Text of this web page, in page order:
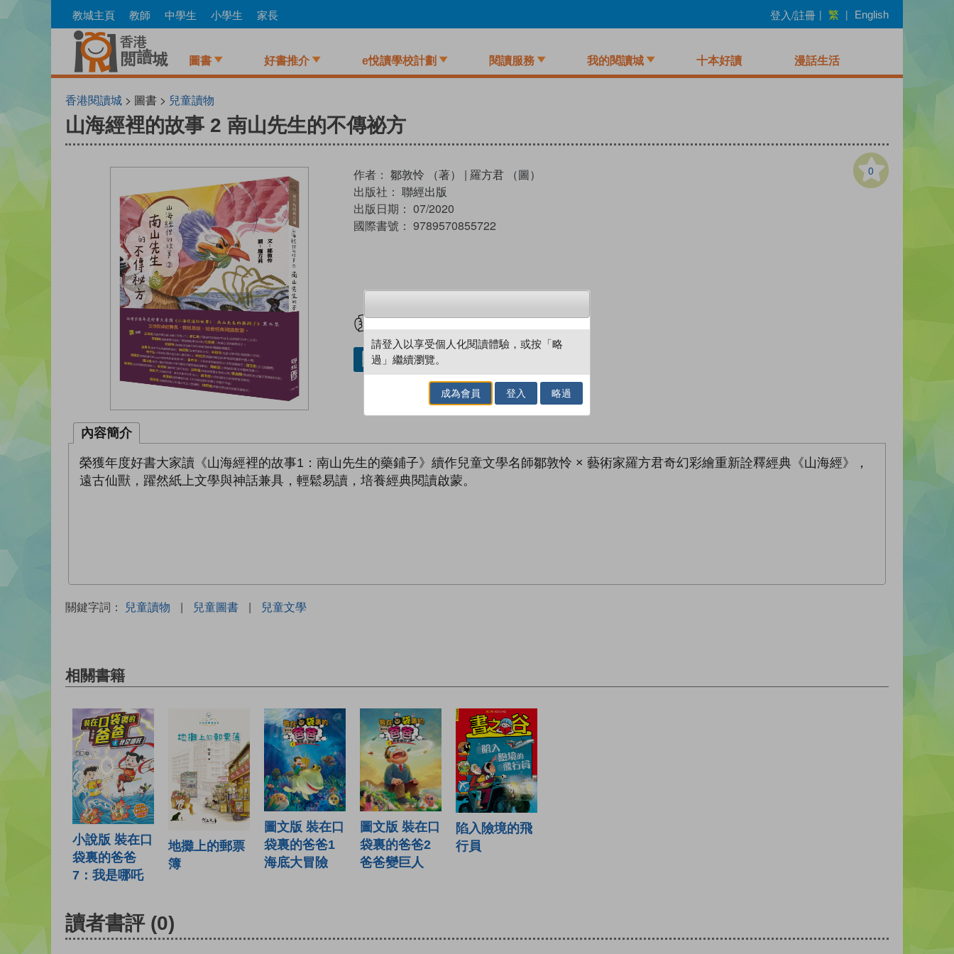
to
教城主頁 教師 中學生 小學生 家長 登入/註冊 | 繁 | English
圖書 好書推介 e悅讀學校計劃 閱讀服務 我的閱讀城 十本好讀 漫話生活
香港閱讀城 > 圖書 > 兒童讀物
山海經裡的故事 2 南山先生的不傳祕方
0
作者： 鄒敦怜 （著） | 羅方君 （圖）
出版社： 聯經出版
出版日期： 07/2020
國際書號： 9789570855722
借閱實體書
內容簡介
榮獲年度好書大家讀《山海經裡的故事1：南山先生的藥鋪子》續作兒童文學名師鄒敦怜 × 藝術家羅方君奇幻彩繪重新詮釋經典《山海經》，
遠古仙獸，躍然紙上文學與神話兼具，輕鬆易讀，培養經典閱讀啟蒙。
關鍵字詞： 兒童讀物 | 兒童圖書 | 兒童文學
相關書籍
小說版 裝在口
袋裏的爸爸
7：我是哪吒
地攤上的郵票
簿
圖文版 裝在口
袋裏的爸爸1
海底大冒險
圖文版 裝在口
袋裏的爸爸2
爸爸變巨人
陷入險境的飛
行員
讀者書評 (0)
請登入以享受個人化閱讀體驗，或按「略
過」繼續瀏覽。
成為會員 登入 略過